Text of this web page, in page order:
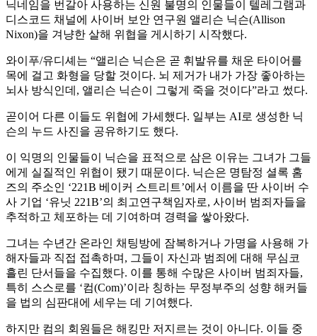
닉네임을 번갈아 사용하는 신원 불명의 인물들이 텔레그램과
디스코드 채널에 사이버 보안 연구원 앨리슨 닉슨(Allison
Nixon)을 겨냥한 살해 위협을 게시하기 시작했다.
와이푸/유디셰는 “앨리슨 닉슨은 곧 휘발유를 채운 타이어를
목에 걸고 화형을 당할 것이다. 뇌 제거가 내가 가장 좋아하는
뇌사 방식인데, 앨리슨 닉슨이 그렇게 죽을 것이다”라고 썼다.
곧이어 다른 이들도 위협에 가세했다. 일부는 AI로 생성한 닉
슨의 누드 사진을 공유하기도 했다.
이 익명의 인물들이 닉슨을 표적으로 삼은 이유는 그녀가 그들
에게 실질적인 위협이 됐기 때문이다. 닉슨은 명탐정 셜록 홈
즈의 주소인 ‘221B 베이커 스트리트’에서 이름을 딴 사이버 수
사 기업 ‘유닛 221B’의 최고연구책임자로, 사이버 범죄자들을
추적하고 체포하는 데 기여하며 경력을 쌓아왔다.
그녀는 수년간 온라인 채팅방에 잠복하거나 가명을 사용해 가
해자들과 직접 접촉하며, 그들이 자신과 범죄에 대해 무심코
흘린 단서들을 수집했다. 이를 통해 수많은 사이버 범죄자들,
특히 스스로를 ‘컴(Com)’이라 칭하는 무정부주의 성향 해커들
을 법의 심판대에 세우는 데 기여했다.
하지만 컴의 회원들은 해킹만 저지르는 것이 아니다. 이들 중